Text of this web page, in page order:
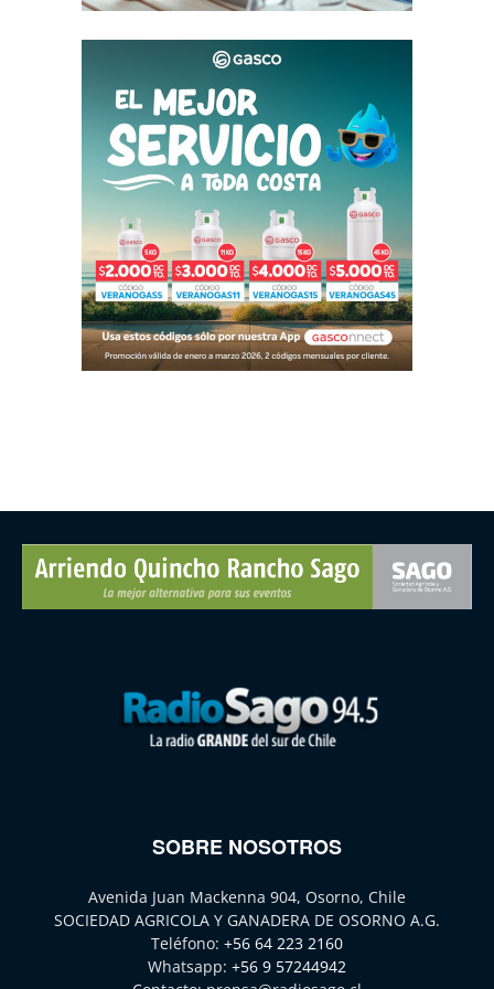
SOBRE NOSOTROS
Avenida Juan Mackenna 904, Osorno, Chile
SOCIEDAD AGRICOLA Y GANADERA DE OSORNO A.G.
Teléfono: +56 64 223 2160
Whatsapp: +56 9 57244942